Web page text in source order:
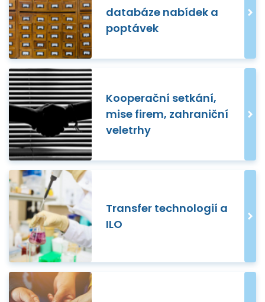
databáze nabídek a
poptávek
Kooperační setkání,
mise firem, zahraniční
veletrhy
Transfer technologií a
ILO